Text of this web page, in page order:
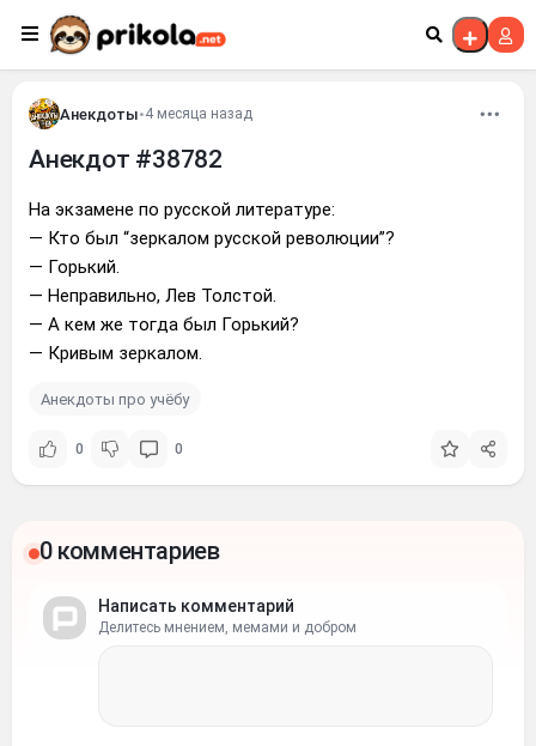
Перейти к контенту
Анекдоты•4 месяца назад
Анекдот #38782
На экзамене по русской литературе:
— Кто был “зеркалом русской революции”?
— Горький.
— Неправильно, Лев Толстой.
— А кем же тогда был Горький?
— Кривым зеркалом.
Анекдоты про учёбу
0 0
0 комментариев
Написать комментарий
Делитесь мнением, мемами и добром